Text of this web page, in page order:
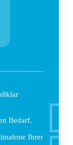
Bedarf.
Ihrer